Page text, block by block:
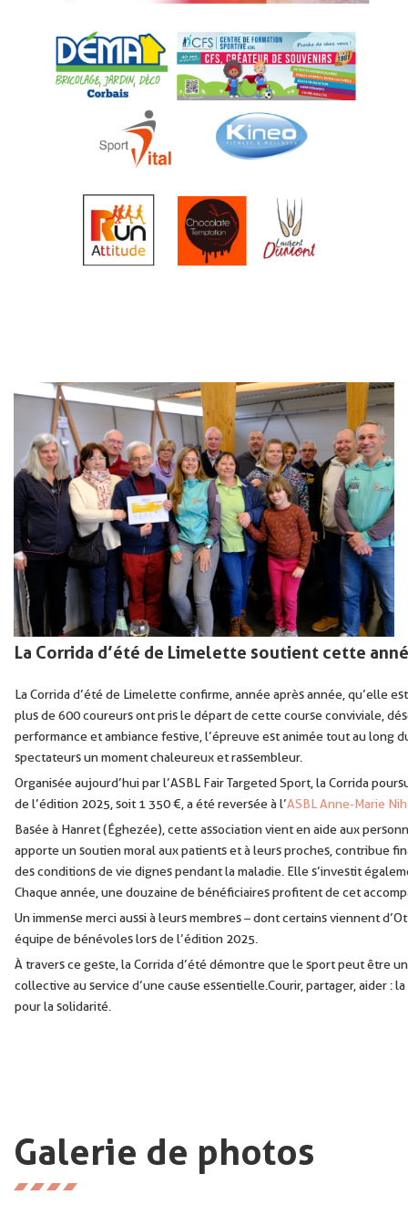
La Corrida d’été de Limelette soutient cette
La Corrida d’été de Limelette confirme, année après année, qu’elle
plus de 600 coureurs ont pris le départ de cette course conviviale,
performance et ambiance festive, l’épreuve est animée tout au long
spectateurs un moment chaleureux et rassembleur.
Organisée aujourd’hui par l’ASBL Fair Targeted Sport, la Corrida
de l’édition 2025, soit 1 350 €, a été reversée à l’ASBL Anne-Marie
Basée à Hanret (Éghezée), cette association vient en aide aux
apporte un soutien moral aux patients et à leurs proches, contribue
des conditions de vie dignes pendant la maladie. Elle s’investit
Chaque année, une douzaine de bénéficiaires profitent de cet
Un immense merci aussi à leurs membres – dont certains viennent
équipe de bénévoles lors de l’édition 2025.
À travers ce geste, la Corrida d’été démontre que le sport peut être
collective au service d’une cause essentielle. Courir, partager, aider :
pour la solidarité.
Galerie de photos